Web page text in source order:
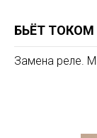
БЬЁТ ТОКОМ
Замена реле.